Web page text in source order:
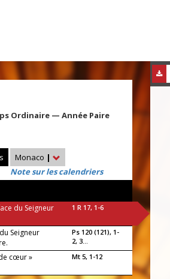
Ordinaire — Année Paire
Monaco |
Note sur les calendriers
du Seigneur
1 R 17, 1-6
Seigneur
Ps 120 (121), 1-
2, 3...
cœur » Mt 5, 1-12